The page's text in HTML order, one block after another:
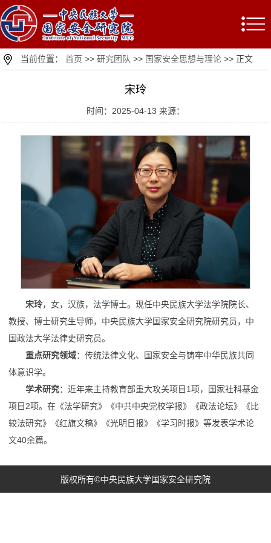
当前位置：首页 >>研究团队 >> 国家安全思想与理论 >> 正文
宋玲
时间：2025-04-13 来源：
宋玲，女，汉族，法学博士。现任中央民族大学法学院院长、
教授、博士研究生导师，中央民族大学国家安全研究院研究员，中
国政法大学法律史研究员。
重点研究领域：传统法律文化、国家安全与铸牢中华民族共同
体意识学。
学术研究：近年来主持教育部重大攻关项目1项，国家社科基金
项目2项。在《法学研究》《中共中央党校学报》《政法论坛》《比
较法研究》《红旗文稿》《光明日报》《学习时报》等发表学术论
文40余篇。
版权所有©中央民族大学国家安全研究院